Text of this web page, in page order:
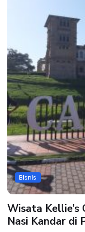
Bisnis
Wisata Kellie’s
Nasi Kandar di